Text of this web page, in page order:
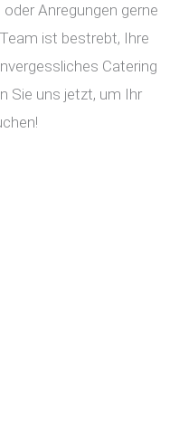
Anregungen gerne
ist bestrebt, Ihre
Catering
Sie uns jetzt, um Ihr